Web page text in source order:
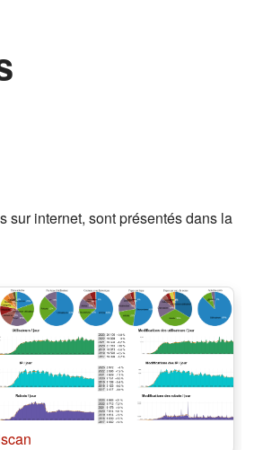
sur internet, sont présentés dans la